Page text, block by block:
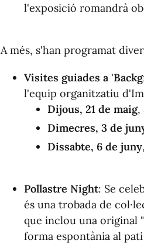
l'exposició romandrà
A més, s'han programat
Visites guiades a
l'equip organitzatiu
Dijous, 21 de maig,
Dimecres, 3 de
Dissabte, 6 de juny
Pollastre Night: Se
és una trobada de
que inclou una original
forma espontània al